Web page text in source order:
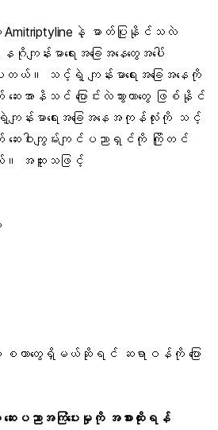
က Amitriptylineနဲ့ ဓာတ်ပြုနိုင်သလဲ
ျန်းမာရေးအခြေအနေတွေအပေါ်
ယ်။ သင့်ရဲ့ ကျန်းမာရေးအခြေအနေကို
ေးအာနိသင် ပြောင်းလဲသွားတာတွေ ဖြစ်နိုင်
ျန်းမာရေးအခြေအနေအကုန်လုံးကို သင့်
းဝါးကျွမ်းကျင်ပညာရှင်ကို ကြိုတင်
ယ်။ အထူးသဖြင့်
ာ စတာတွေရှိမယ်ဆိုရင် ဆရာဝန်ကို ပြော
ေးပညာအကြံပေးမှုကို အစားထိုးရန်